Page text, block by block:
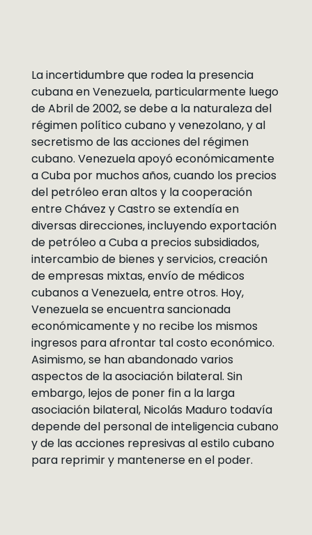
La incertidumbre que rodea la presencia
cubana en Venezuela, particularmente luego
de Abril de 2002, se debe a la naturaleza del
régimen político cubano y venezolano, y al
secretismo de las acciones del régimen
cubano. Venezuela apoyó económicamente
a Cuba por muchos años, cuando los precios
del petróleo eran altos y la cooperación
entre Chávez y Castro se extendía en
diversas direcciones, incluyendo exportación
de petróleo a Cuba a precios subsidiados,
intercambio de bienes y servicios, creación
de empresas mixtas, envío de médicos
cubanos a Venezuela, entre otros. Hoy,
Venezuela se encuentra sancionada
económicamente y no recibe los mismos
ingresos para afrontar tal costo económico.
Asimismo, se han abandonado varios
aspectos de la asociación bilateral. Sin
embargo, lejos de poner fin a la larga
asociación bilateral, Nicolás Maduro todavía
depende del personal de inteligencia cubano
y de las acciones represivas al estilo cubano
para reprimir y mantenerse en el poder.